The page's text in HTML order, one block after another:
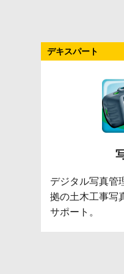
デキスパート
デジタル写真管
拠の土木工事写
サポート。